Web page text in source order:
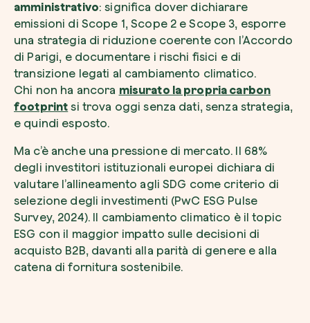
amministrativo: significa dover dichiarare
emissioni di Scope 1, Scope 2 e Scope 3, esporre
una strategia di riduzione coerente con l’Accordo
di Parigi, e documentare i rischi fisici e di
transizione legati al cambiamento climatico.
Chi non ha ancora misurato la propria carbon
footprint si trova oggi senza dati, senza strategia,
e quindi esposto.
Ma c’è anche una pressione di mercato. Il 68%
degli investitori istituzionali europei dichiara di
valutare l’allineamento agli SDG come criterio di
selezione degli investimenti (PwC ESG Pulse
Survey, 2024). Il cambiamento climatico è il topic
ESG con il maggior impatto sulle decisioni di
acquisto B2B, davanti alla parità di genere e alla
catena di fornitura sostenibile.